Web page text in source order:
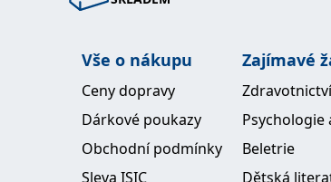
Vše o nákupu
Ceny dopravy
Dárkové poukazy
Obchodní podmínky
Sleva ISIC
Zajímavé
Zdravotnictví
Psychologie
Beletrie
Dětská